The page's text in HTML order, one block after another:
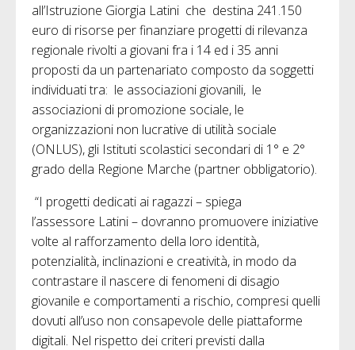
all’Istruzione Giorgia Latini che destina 241.150
euro di risorse per finanziare progetti di rilevanza
regionale rivolti a giovani fra i 14 ed i 35 anni
proposti da un partenariato composto da soggetti
individuati tra: le associazioni giovanili, le
associazioni di promozione sociale, le
organizzazioni non lucrative di utilità sociale
(ONLUS), gli Istituti scolastici secondari di 1° e 2°
grado della Regione Marche (partner obbligatorio).
“I progetti dedicati ai ragazzi – spiega
l’assessore Latini – dovranno promuovere iniziative
volte al rafforzamento della loro identità,
potenzialità, inclinazioni e creatività, in modo da
contrastare il nascere di fenomeni di disagio
giovanile e comportamenti a rischio, compresi quelli
dovuti all’uso non consapevole delle piattaforme
digitali. Nel rispetto dei criteri previsti dalla